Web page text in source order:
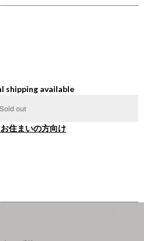
shipping available
Sold out
住まいの方向け